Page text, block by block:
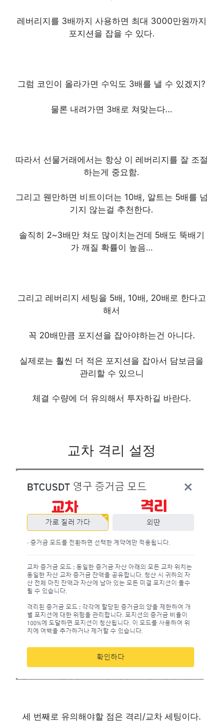
레버리지를 3배까지 사용하면 최대 3000만원까지
포지션을 잡을 수 있다.
그럼 코인이 올라가면 수익도 3배를 낼 수 있겠지?
물론 내려가면 3배로 쳐맞는다…
따라서 선물거래에서는 항상 이 레버리지를 잘 조절
하는게 중요함.
그리고 웬만하면 비트이더는 10배, 알트는 5배를 넘
기지 않는걸 추천한다.
솔직히 2~3배만 쳐도 많이치는건데 5배도 뚝배기
가 깨질 확률이 높음…
그리고 레버리지 세팅을 5배, 10배, 20배로 한다고
해서
꼭 20배만큼 포지션을 잡아야하는건 아니다.
실제로는 훨씬 더 적은 포지션을 잡아서 담보금을
관리할 수 있으니
체결 수량에 더 유의해서 투자하길 바란다.
교차 격리 설정
세 번째로 유의해야할 점은 격리/교차 세팅이다.